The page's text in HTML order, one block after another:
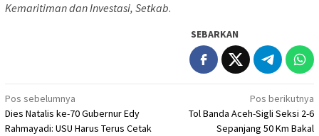
Kemaritiman dan Investasi, Setkab.
SEBARKAN
Navigasi
pos
Pos sebelumnya
Dies Natalis ke-70 Gubernur Edy
Rahmayadi: USU Harus Terus Cetak
Pos berikutnya
Tol Banda Aceh-Sigli Seksi 2-6
Sepanjang 50 Km Bakal